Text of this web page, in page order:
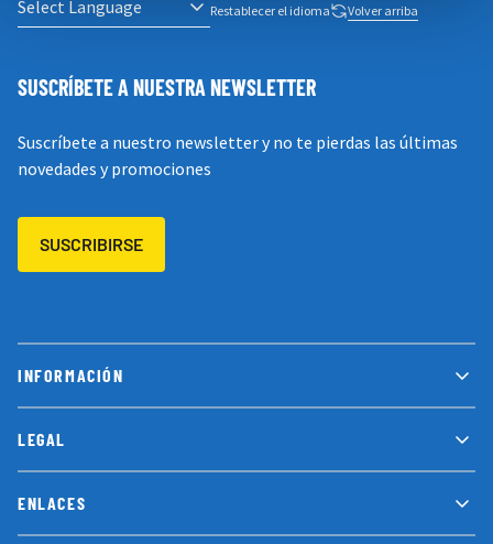
INFORMACIÓN
LEGAL
ENLACES
Restablecer el idioma Volver arriba
SUSCRÍBETE A NUESTRA NEWSLETTER
Suscríbete a nuestro newsletter y no te pierdas las últimas
novedades y promociones
SUSCRIBIRSE